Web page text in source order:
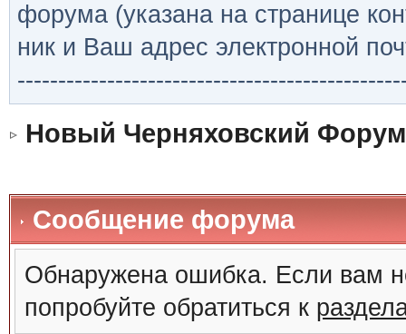
форума (указана на странице
ник и Ваш адрес электронной
Новый Черняховский Форум
Сообщение форума
Обнаружена ошибка. Если вам
попробуйте обратиться к